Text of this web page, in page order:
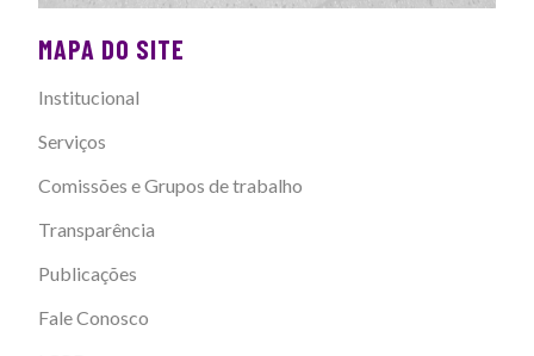
MAPA DO SITE
Institucional
Serviços
Comissões e Grupos de trabalho
Transparência
Publicações
Fale Conosco